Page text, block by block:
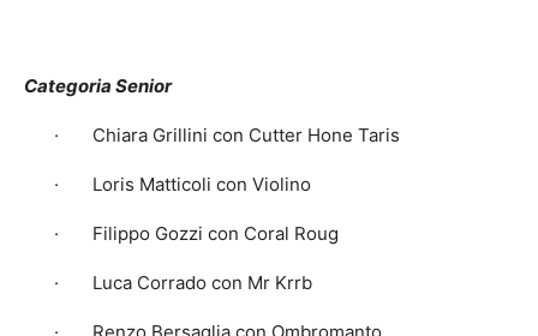
Categoria Senior
· Chiara Grillini con Cutter Hone Taris
· Loris Matticoli con Violino
· Filippo Gozzi con Coral Roug
· Luca Corrado con Mr Krrb